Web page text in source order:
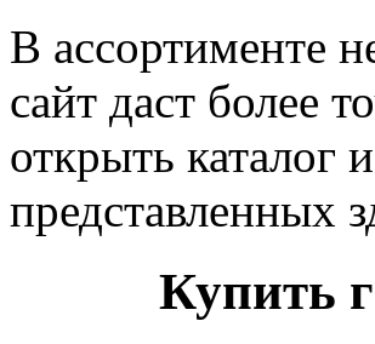
В ассортименте
сайт даст более
открыть каталог
представленных
Купить